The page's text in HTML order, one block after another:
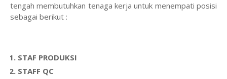
tengah membutuhkan tenaga kerja untuk menempati posisi
sebagai berikut :
STAF PRODUKSI
STAFF QC